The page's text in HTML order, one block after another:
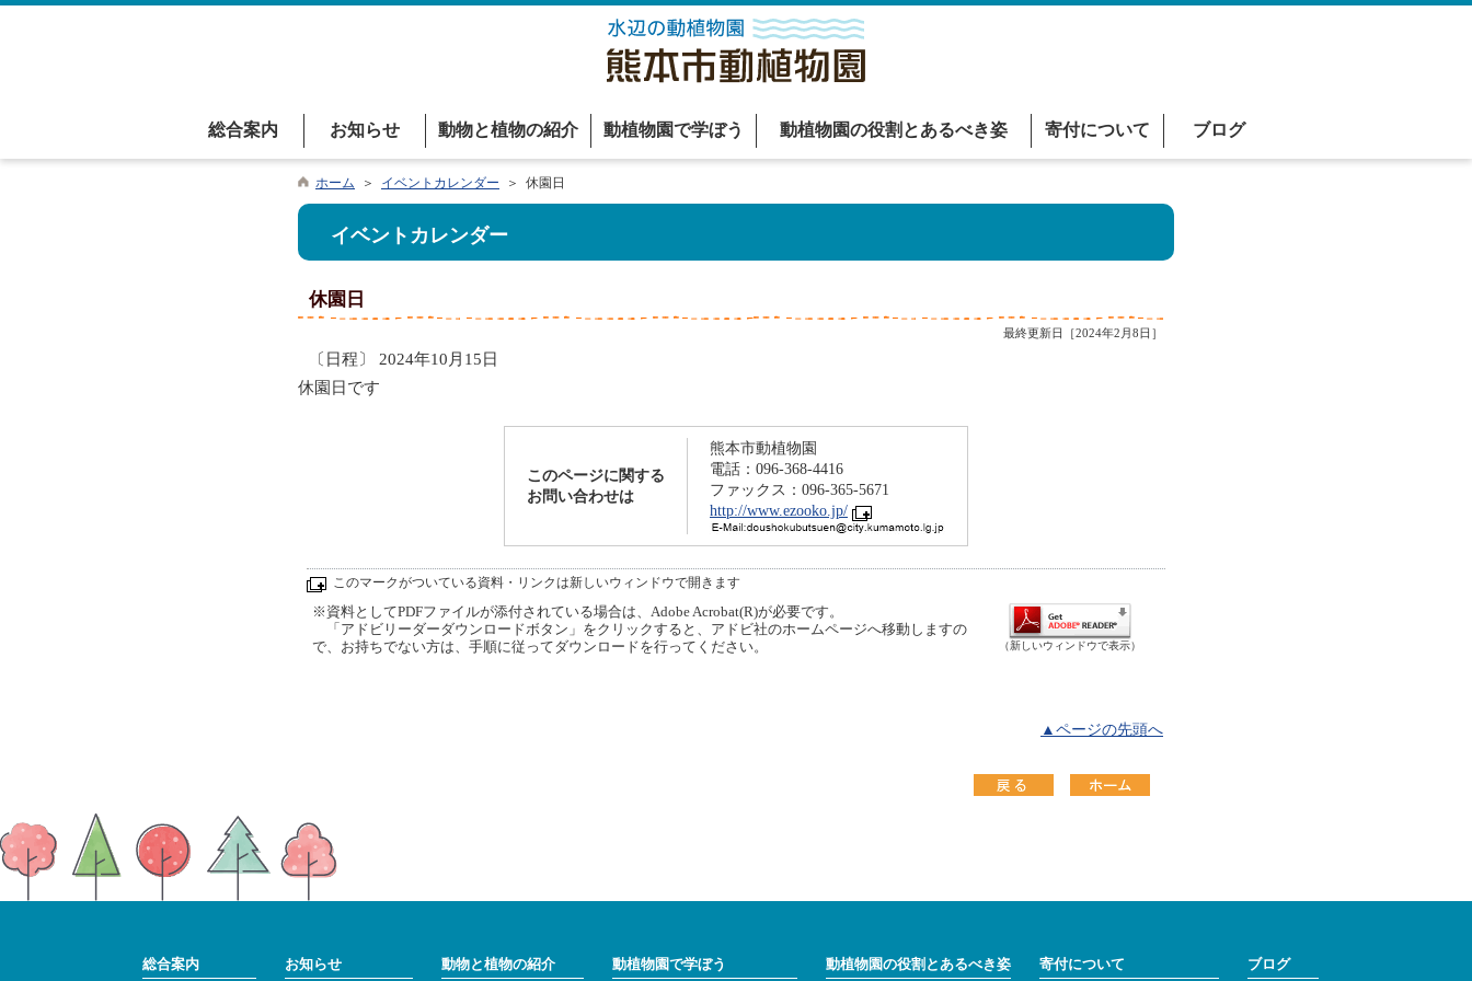
総合案内 お知らせ 動物と植物の紹介 動植物園で学ぼう 動植物園の役割とあるべき姿 寄付について ブログ
ホーム ＞ イベントカレンダー ＞ 休園日
イベントカレンダー
休園日
最終更新日［2024年2月8日］
〔日程〕 2024年10月15日
休園日です
このページに関する
お問い合わせは
熊本市動植物園
電話：096-368-4416
ファックス：096-365-5671
http://www.ezooko.jp/
このマークがついている資料・リンクは新しいウィンドウで開きます
※資料としてPDFファイルが添付されている場合は、Adobe Acrobat(R)が必要です。
「アドビリーダーダウンロードボタン」をクリックすると、アドビ社のホームページへ移動しますの
で、お持ちでない方は、手順に従ってダウンロードを行ってください。
（新しいウィンドウで表示）
▲ページの先頭へ
総合案内 お知らせ 動物と植物の紹介 動植物園で学ぼう 動植物園の役割とあるべき姿 寄付について ブログ